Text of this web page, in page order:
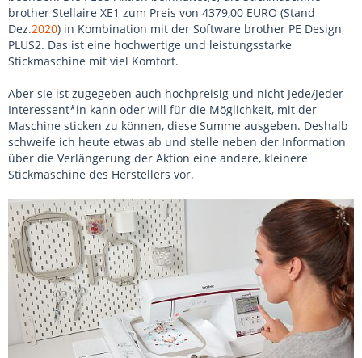
brother Stellaire XE1 zum Preis von 4379,00 EURO (Stand
Dez.2020) in Kombination mit der Software brother PE Design
PLUS2. Das ist eine hochwertige und leistungsstarke
Stickmaschine mit viel Komfort.
Aber sie ist zugegeben auch hochpreisig und nicht Jede/Jeder
Interessent*in kann oder will für die Möglichkeit, mit der
Maschine sticken zu können, diese Summe ausgeben. Deshalb
schweife ich heute etwas ab und stelle neben der Information
über die Verlängerung der Aktion eine andere, kleinere
Stickmaschine des Herstellers vor.